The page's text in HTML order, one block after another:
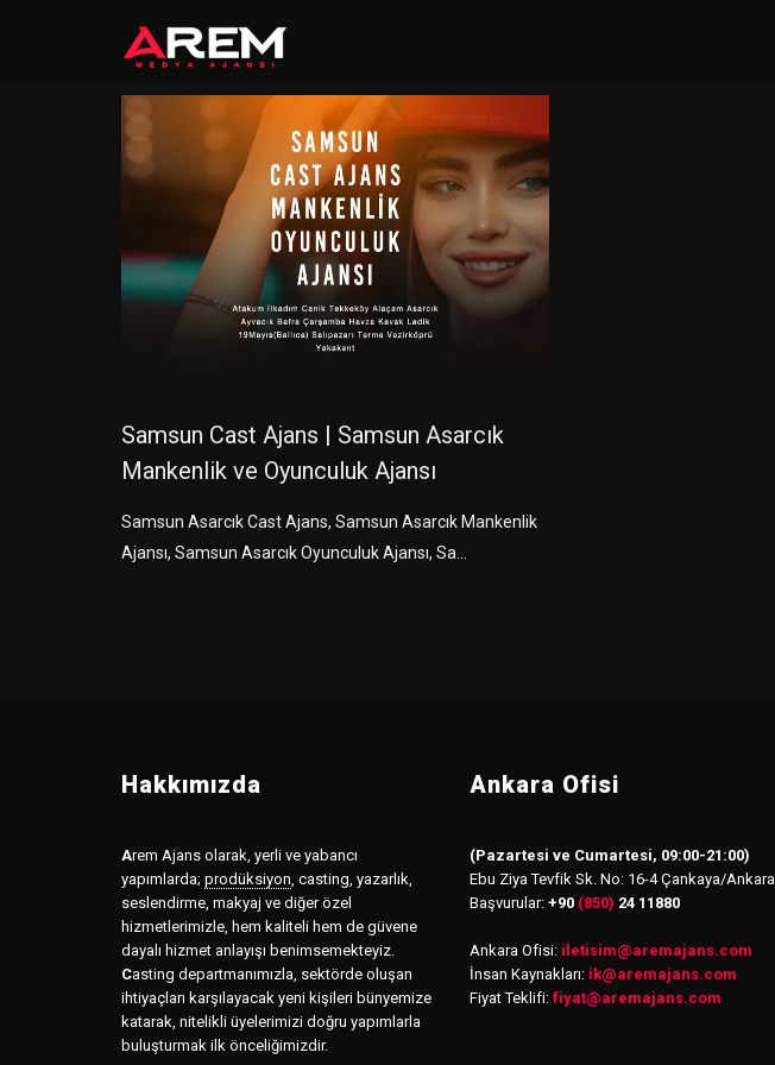
Samsun Cast Ajans | Samsun Asarcık
Mankenlik ve Oyunculuk Ajansı
Samsun Asarcık Cast Ajans, Samsun Asarcık Mankenlik
Ajansı, Samsun Asarcık Oyunculuk Ajansı, Sa...
Hakkımızda
Arem Ajans olarak, yerli ve yabancı
yapımlarda; prodüksiyon casting, yazarlık,
seslendirme, makyaj ve diğer özel
hizmetlerimizle, hem kaliteli hem de güvene
dayalı hizmet anlayışı benimsemekteyiz.
Casting departmanımızla, sektörde oluşan
ihtiyaçları karşılayacak yeni kişileri bünyemize
katarak, nitelikli üyelerimizi doğru yapımlarla
buluşturmak ilk önceliğimizdir.
Ankara Ofisi
(Pazartesi ve Cumartesi, 09:00-21:00)
Ebu Ziya Tevfik Sk. No: 16-4 Çankaya/Ankara
Başvurular: +90 (850) 24 11880
Ankara Ofisi: iletisim@aremajans.com
İnsan Kaynakları: ik@aremajans.com
Fiyat Teklifi: fiyat@aremajans.com